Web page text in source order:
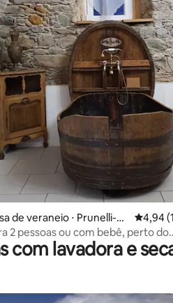
média de 5, 10 avaliações
de veraneio ⋅ Prunelli-di-
4,94 de
4,94
2 pessoas ou com bebê, perto do
com piscina
com lavadora e